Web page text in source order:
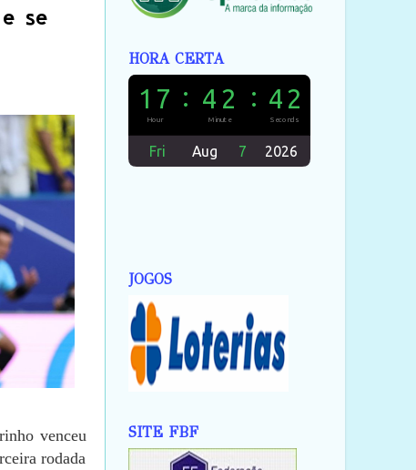
se
venceu
rodada
HORA CERTA
JOGOS
SITE FBF